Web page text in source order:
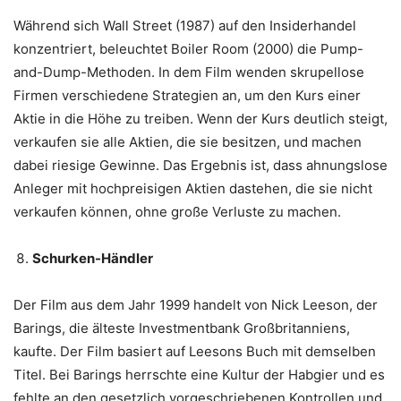
Während sich Wall Street (1987) auf den Insiderhandel
konzentriert, beleuchtet Boiler Room (2000) die Pump-
and-Dump-Methoden. In dem Film wenden skrupellose
Firmen verschiedene Strategien an, um den Kurs einer
Aktie in die Höhe zu treiben. Wenn der Kurs deutlich steigt,
verkaufen sie alle Aktien, die sie besitzen, und machen
dabei riesige Gewinne. Das Ergebnis ist, dass ahnungslose
Anleger mit hochpreisigen Aktien dastehen, die sie nicht
verkaufen können, ohne große Verluste zu machen.
Schurken-Händler
Der Film aus dem Jahr 1999 handelt von Nick Leeson, der
Barings, die älteste Investmentbank Großbritanniens,
kaufte. Der Film basiert auf Leesons Buch mit demselben
Titel. Bei Barings herrschte eine Kultur der Habgier und es